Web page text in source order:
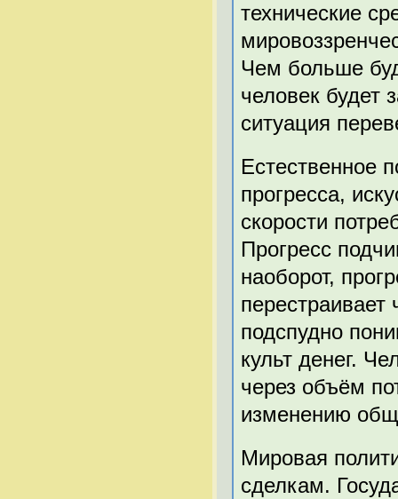
технические
Чем больше
человек будет
ситуация
Естественное
прогресса,
скорости
Прогресс
наоборот,
подспудно
культ денег.
через объём
изменению
Мировая
сделкам.